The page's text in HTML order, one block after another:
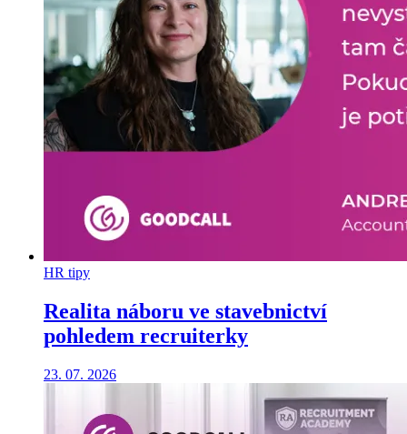
HR tipy
Realita náboru ve stavebnictví
pohledem recruiterky
23. 07. 2026